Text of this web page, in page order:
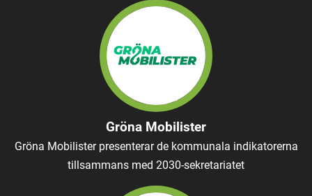
Gröna Mobilister
Gröna Mobilister presenterar de kommunala indikatorerna
tillsammans med 2030-sekretariatet